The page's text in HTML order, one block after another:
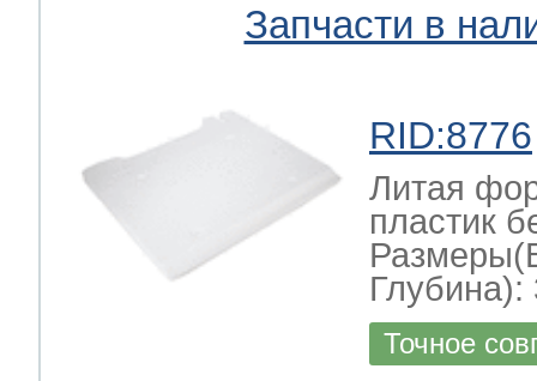
Запчасти в
RID:8776
Литая
пластик
Глубина):
Точное